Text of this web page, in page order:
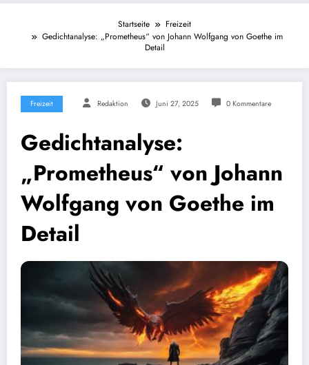
Startseite
Freizeit
Gedichtanalyse: „Prometheus“ von Johann Wolfgang von Goethe im
Detail
Freizeit Redaktion Juni 27, 2025 0 Kommentare
Gedichtanalyse:
„Prometheus“ von Johann
Wolfgang von Goethe im
Detail